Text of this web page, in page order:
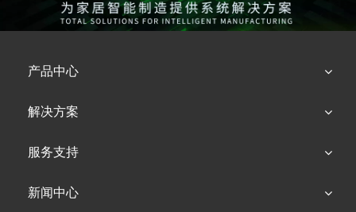
产品中心
解决方案
服务支持
新闻中心